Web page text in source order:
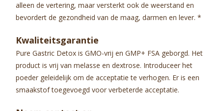
alleen de vertering, maar versterkt ook de weerstand en
bevordert de gezondheid van de maag, darmen en lever. *
Kwaliteitsgarantie
Pure Gastric Detox is GMO-vrij en GMP+ FSA geborgd. Het
product is vrij van melasse en dextrose. Introduceer het
poeder geleidelijk om de acceptatie te verhogen. Er is een
smaakstof toegevoegd voor verbeterde acceptatie.